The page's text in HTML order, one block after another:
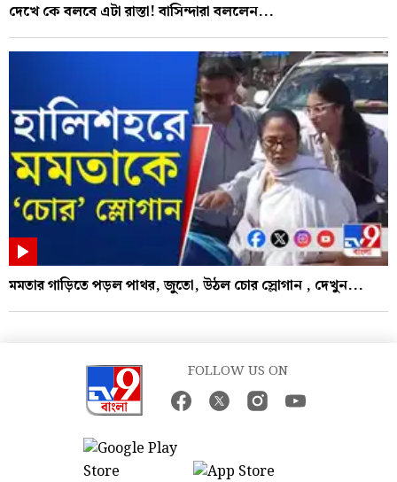
দেখে কে বলবে এটা রাস্তা! বাসিন্দারা বললেন...
মমতার গাড়িতে পড়ল পাথর, জুতো, উঠল চোর স্লোগান , দেখুন...
FOLLOW US ON